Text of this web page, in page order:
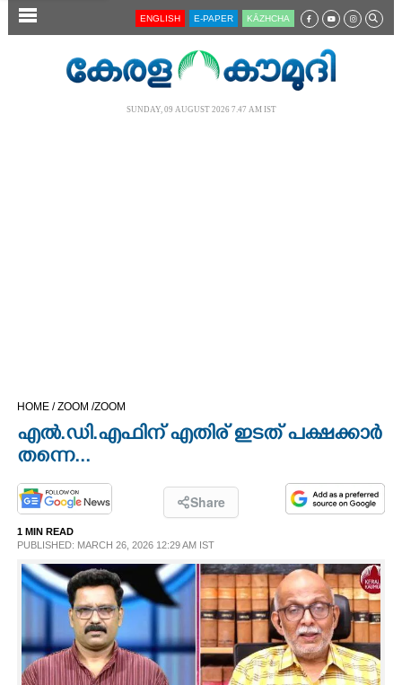
SECTIONS
LIFESTYLE
SPIRITUAL
INFO+
ENGLISH E-PAPER KĀZHCHA
SUNDAY, 09 AUGUST 2026 7.47 AM IST
HOME /ZOOM /ZOOM
എൽ.ഡി.എഫിന് എതിര് ഇടത് പക്ഷക്കാർ
തന്നെ...
Share
1 MIN READ
PUBLISHED: MARCH 26, 2026 12:29 AM IST